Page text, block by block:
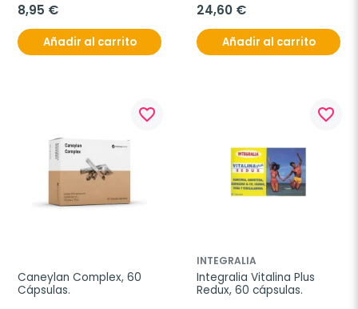
8,95 €
Añadir al carrito
24,60 €
Añadir al carrito
favorite_border
Caneylan Complex, 60
Cápsulas.
favorite_border
INTEGRALIA
Integralia Vitalina Plus
Redux, 60 cápsulas.